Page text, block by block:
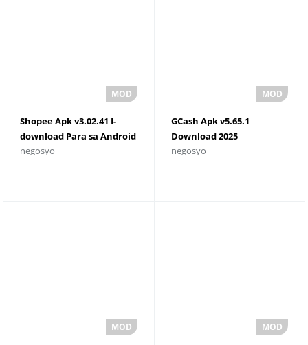
Shopee Apk v3.02.41 I-
download Para sa Android
negosyo
GCash Apk v5.65.1
Download 2025
negosyo